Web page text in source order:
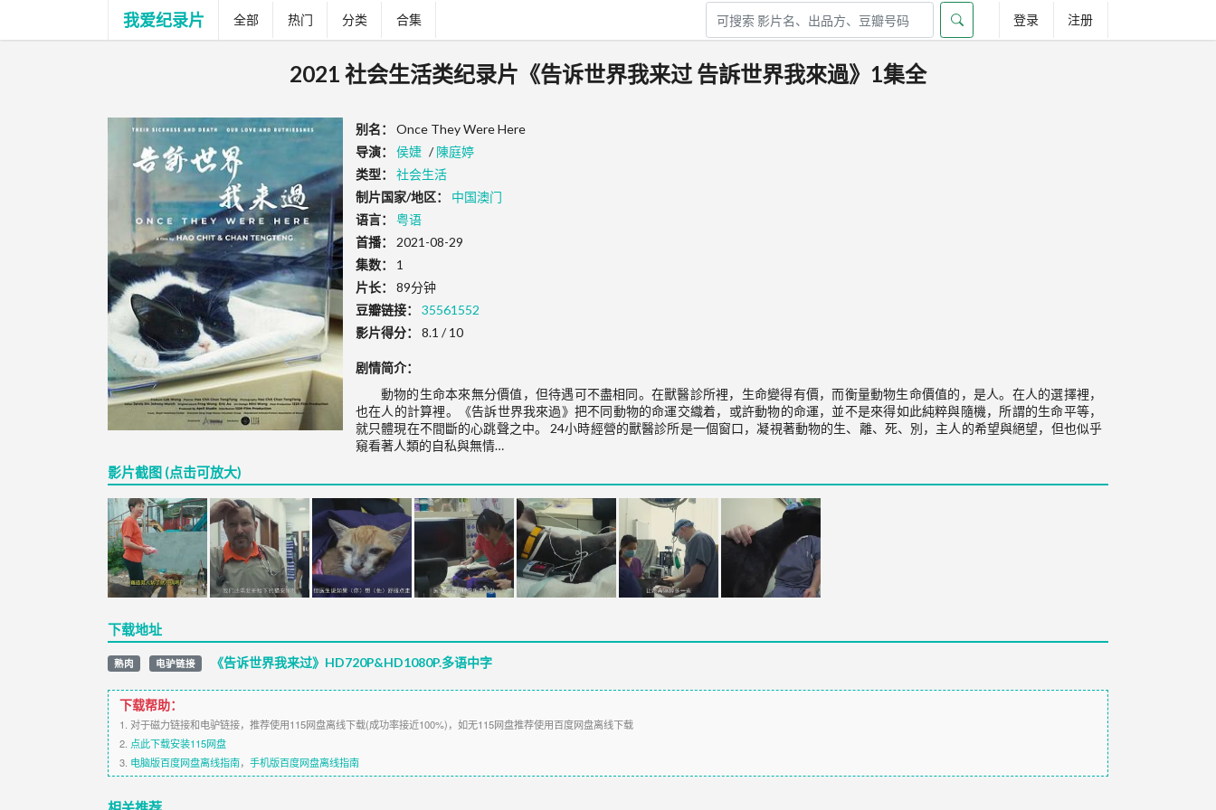
我爱纪录片 全部 热门 分类 合集 登录 注册
2021 社会生活类纪录片《告诉世界我来过 告訴世界我來過》1集全
别名：
Once They Were Here
导演：
侯婕 /陳庭婷
类型：
社会生活
制片国家/地区：
中国澳门
语言：
粤语
首播：
2021-08-29
集数：
1
片长：
89分钟
豆瓣链接：
35561552
影片得分：
8.1 / 10
剧情简介：
動物的生命本來無分價值，但待遇可不盡相同。在獸醫診所裡，生命變得有價，而衡量動物生命價值的，是人。在人的選擇裡，
也在人的計算裡。《告訴世界我來過》把不同動物的命運交織着，或許動物的命運，並不是來得如此純粹與隨機，所謂的生命平等，
就只體現在不間斷的心跳聲之中。 24小時經營的獸醫診所是一個窗口，凝視著動物的生、離、死、別，主人的希望與絕望，但也似乎
窺看著人類的自私與無情…
影片截图 (点击可放大)
下载地址
熟肉 电驴链接 《告诉世界我来过》HD720P&HD1080P.多语中字
下载帮助：
1. 对于磁力链接和电驴链接，推荐使用115网盘离线下载(成功率接近100%)，如无115网盘推荐使用百度网盘离线下载
2. 点此下载安装115网盘
3. 电脑版百度网盘离线指南， 手机版百度网盘离线指南